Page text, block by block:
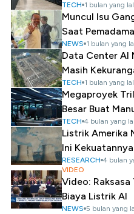
TECH 1 bulan yang
Muncul Isu
Saat
NEWS 1 bulan yang
Data Center AI
Masih
TECH 1 bulan yang
Megaproyek
Besar Buat
TECH 4 bulan yang
Listrik Amerika
Ini Kekuatannya
RESEARCH 4 bulan
VIDEO
Video:
Biaya Listrik AI
NEWS 5 bulan yang